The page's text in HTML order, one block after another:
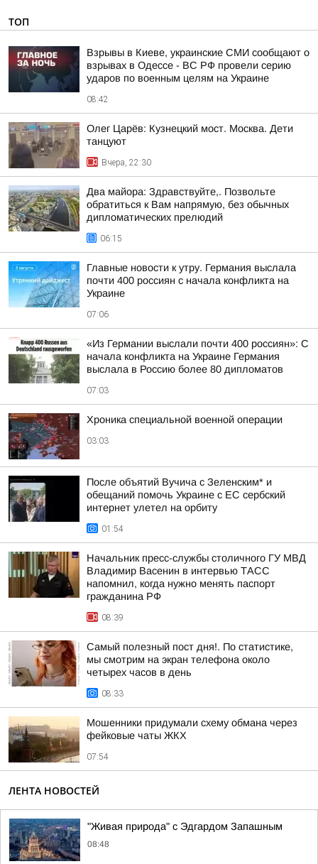
ТОП
Взрывы в Киеве, украинские СМИ сообщают о
взрывах в Одессе - ВС РФ провели серию
ударов по военным целям на Украине
08:42
Олег Царёв: Кузнецкий мост. Москва. Дети
танцуют
Вчера, 22:30
Два майора: Здравствуйте,. Позвольте
обратиться к Вам напрямую, без обычных
дипломатических прелюдий
06:15
Главные новости к утру. Германия выслала
почти 400 россиян с начала конфликта на
Украине
07:06
«Из Германии выслали почти 400 россиян»: С
начала конфликта на Украине Германия
выслала в Россию более 80 дипломатов
07:03
Хроника специальной военной операции
03:03
После объятий Вучича с Зеленским* и
обещаний помочь Украине с ЕС сербский
интернет улетел на орбиту
01:54
Начальник пресс-службы столичного ГУ МВД
Владимир Васенин в интервью ТАСС
напомнил, когда нужно менять паспорт
гражданина РФ
08:39
Самый полезный пост дня!. По статистике,
мы смотрим на экран телефона около
четырех часов в день
08:33
Мошенники придумали схему обмана через
фейковые чаты ЖКХ
07:54
ЛЕНТА НОВОСТЕЙ
"Живая природа" с Эдгардом Запашным
08:48